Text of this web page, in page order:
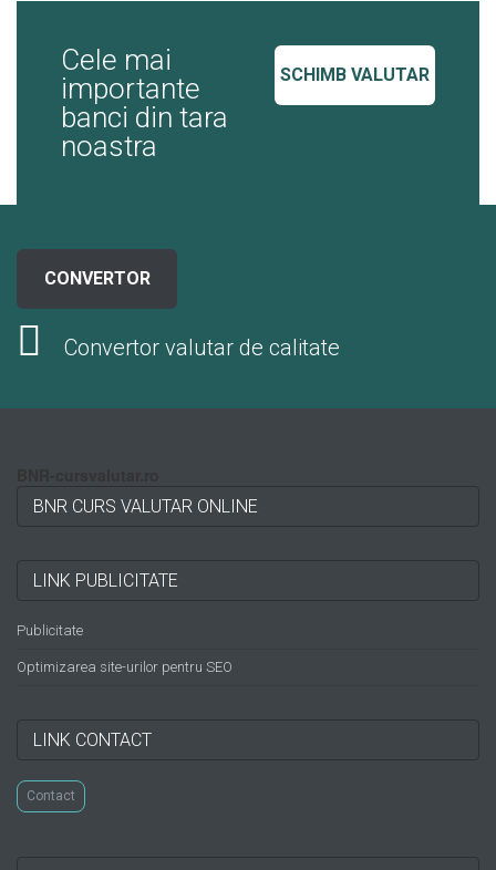
SCHIMB VALUTAR
Cele mai
importante
banci din tara
noastra
CONVERTOR
Convertor valutar de calitate
BNR CURS VALUTAR ONLINE
LINK PUBLICITATE
Publicitate
Optimizarea site-urilor pentru SEO
LINK CONTACT
Contact